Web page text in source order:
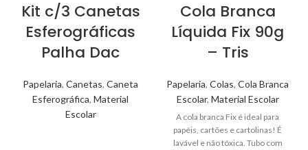
Kit c/3 Canetas
Esferográficas
Palha Dac
Papelaria, Canetas, Caneta
Esferográfica, Material
Escolar
Cola Branca
Líquida Fix 90g
– Tris
Papelaria, Colas, Cola Branca
Escolar, Material Escolar
A cola branca Fix é ideal para
papéis, cartões e cartolinas! É
lavável e não tóxica. Tubo com